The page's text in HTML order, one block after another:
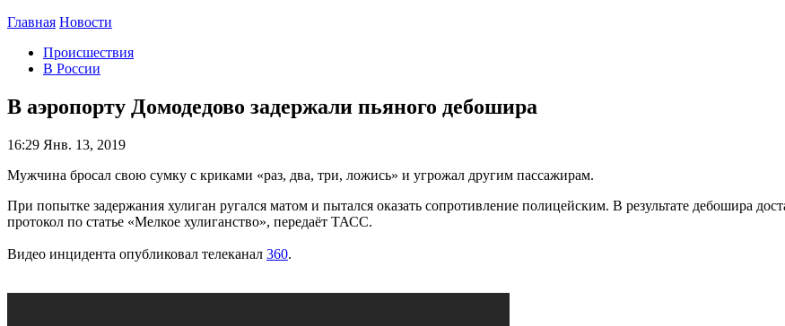
Главная Новости
Происшествия
В России
В аэропорту Домодедово задержали пьяного дебошира
16:29 Янв. 13, 2019
Мужчина бросал свою сумку с криками «раз, два, три, ложись» и угрожал другим пассажирам.
При попытке задержания хулиган ругался матом и пытался оказать сопротивление полицейским. В результате дебошира
протокол по статье «Мелкое хулиганство», передаёт ТАСС.
Видео инцидента опубликовал телеканал 360.